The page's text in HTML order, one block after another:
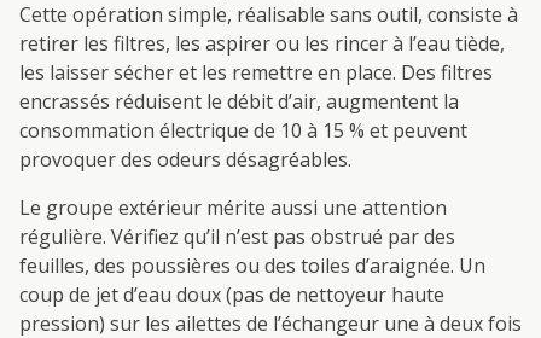
Cette opération simple, réalisable sans outil, consiste à
retirer les filtres, les aspirer ou les rincer à l’eau tiède,
les laisser sécher et les remettre en place. Des filtres
encrassés réduisent le débit d’air, augmentent la
consommation électrique de 10 à 15 % et peuvent
provoquer des odeurs désagréables.
Le groupe extérieur mérite aussi une attention
régulière. Vérifiez qu’il n’est pas obstrué par des
feuilles, des poussières ou des toiles d’araignée. Un
coup de jet d’eau doux (pas de nettoyeur haute
pression) sur les ailettes de l’échangeur une à deux fois